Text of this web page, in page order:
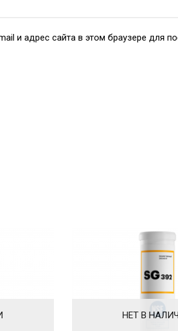
и адрес сайта в этом браузере для
НЕТ В